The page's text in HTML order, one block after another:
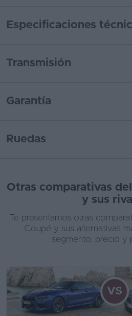
Especificaciones
Transmisión
Garantía
Ruedas
Otras comparativas
y sus
Te presentamos otras
Coupé y sus alternativas
segmento, precio y
VS